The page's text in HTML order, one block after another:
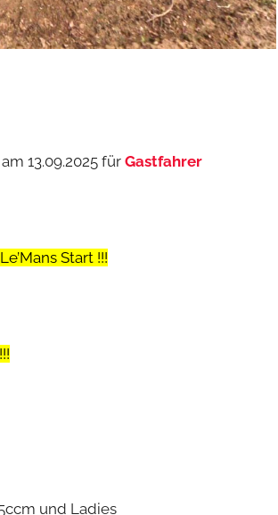
13.09.2025 für Gastfahrer
Start !!!
und Ladies